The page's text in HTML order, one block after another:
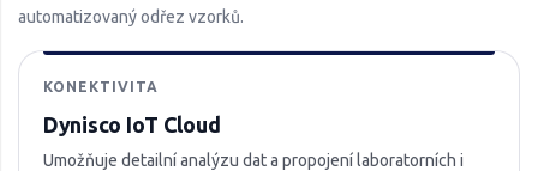
automatizovaný odřez vzorků.
KONEKTIVITA
Dynisco IoT Cloud
Umožňuje detailní analýzu dat a propojení laboratorních i